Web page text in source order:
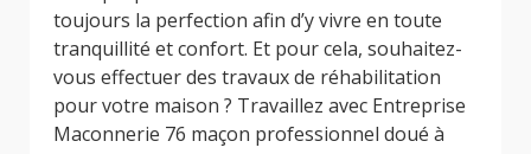
toujours la perfection afin d’y vivre en toute
tranquillité et confort. Et pour cela, souhaitez-
vous effectuer des travaux de réhabilitation
pour votre maison ? Travaillez avec Entreprise
Maconnerie 76 maçon professionnel doué à